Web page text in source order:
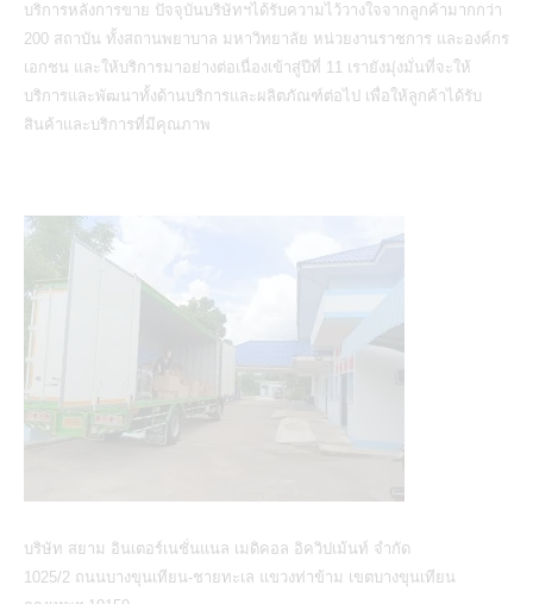
บริการหลังการขาย ปัจจุบันบริษัทฯได้รับความไว้วางใจจากลูกค้ามากกว่า
200 สถาบัน ทั้งสถานพยาบาล มหาวิทยาลัย หน่วยงานราชการ และองค์กร
เอกชน และให้บริการมาอย่างต่อเนื่องเข้าสู่ปีที่ 11 เรายังมุ่งมั่นที่จะให้
บริการและพัฒนาทั้งด้านบริการและผลิตภัณฑ์ต่อไป เพื่อให้ลูกค้าได้รับ
สินค้าและบริการที่มีคุณภาพ
บริษัท สยาม อินเตอร์เนชั่นแนล เมดิคอล อิควิปเม้นท์ จำกัด
1025/2 ถนนบางขุนเทียน-ชายทะเล แขวงท่าข้าม เขตบางขุนเทียน